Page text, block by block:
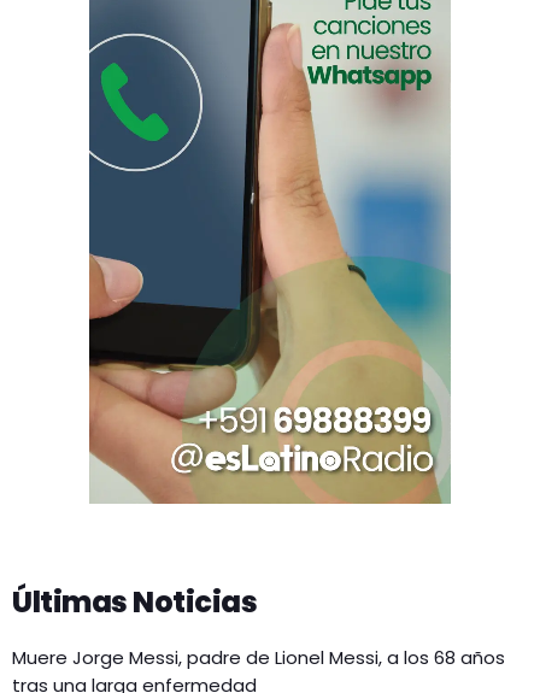
Últimas Noticias
Muere Jorge Messi, padre de Lionel Messi, a los 68 años
tras una larga enfermedad